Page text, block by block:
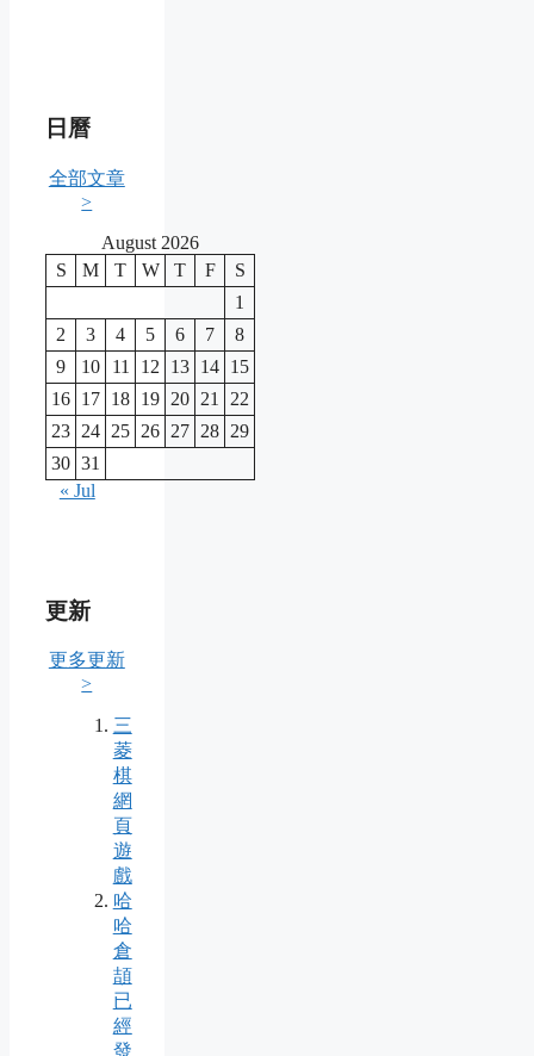
日曆
全部文章
>
August 2026
S
M T W T F
S
1
2
3 4 5 6 7
8
9
10 11 12 13 14 15
16 17 18 19 20 21
22
23 24 25 26 27 28 29
30 31
« Jul
更新
更多更新
>
三
菱
棋
網
頁
遊
戲
哈
哈
倉
頡
已
經
發